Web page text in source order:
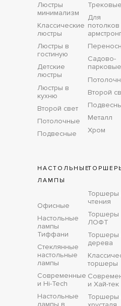
Люстры
минимализм
Классические
люстры
Люстры в
гостиную
Детские
люстры
Люстры в
кухню
Второй свет
Потолочные
Подвесные
Трековые
Для
потолков
Садово-
парковые
Второй
Металл
Хром
НАСТОЛЬНЫЕ
ЛАМПЫ
Офисные
Настольные
лампы
Тиффани
Стеклянные
настольные
лампы
Современные
и Hi-Tech
Настольные
Торшеры
чтения
Торшеры
ЛОФТ
Торшеры
дерева
торшеры
и Хай-тек
Торшеры